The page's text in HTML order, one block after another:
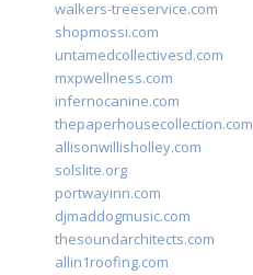
walkers-treeservice.com
shopmossi.com
untamedcollectivesd.com
mxpwellness.com
infernocanine.com
thepaperhousecollection.com
allisonwillisholley.com
solslite.org
portwayinn.com
djmaddogmusic.com
thesoundarchitects.com
allin1roofing.com